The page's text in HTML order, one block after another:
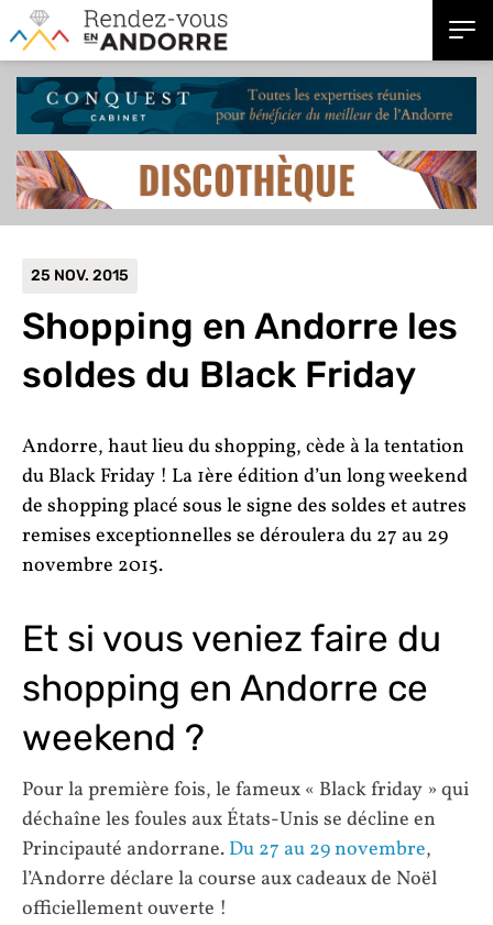
25 NOV. 2015
Shopping en Andorre les
soldes du Black Friday
Andorre, haut lieu du shopping, cède à la tentation
du Black Friday ! La 1ère édition d’un long weekend
de shopping placé sous le signe des soldes et autres
remises exceptionnelles se déroulera du 27 au 29
novembre 2015.
Et si vous veniez faire du
shopping en Andorre ce
weekend ?
Pour la première fois, le fameux « Black friday » qui
déchaîne les foules aux États-Unis se décline en
Principauté andorrane. Du 27 au 29 novembre,
l’Andorre déclare la course aux cadeaux de Noël
officiellement ouverte !